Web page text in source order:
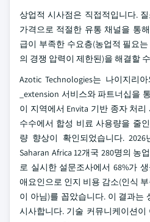
상업적 시사점은 직접적입니다.
가격으로 적절한 유통 채널을 통
급이 부족한 수요층(농업적 필요
의 경쟁 압력이 제한된)을 해결할
Azotic Technologies는 나이지리
_extension 서비스와 파트너십을
이 지역에서 Envita 기반 종자 처
수수에서 합성 비료 사용량을 줄
량 향상이 확인되었습니다.
Saharan Africa 12개국 280명의 농
로 실시한 설문조사에서 68%가
애요인으로 인지 비용 감소(인식
이 아님)를 꼽았습니다. 이 결과는
시사합니다. 기술 커뮤니케이션